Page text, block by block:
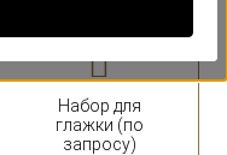
Набор для
глажки (по
запросу)